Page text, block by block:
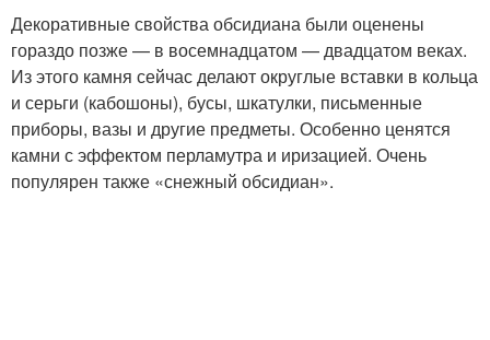
Декоративные свойства обсидиана были оценены
гораздо позже — в восемнадцатом — двадцатом веках.
Из этого камня сейчас делают округлые вставки в кольца
и серьги (кабошоны), бусы, шкатулки, письменные
приборы, вазы и другие предметы. Особенно ценятся
камни с эффектом перламутра и иризацией. Очень
популярен также «снежный обсидиан».